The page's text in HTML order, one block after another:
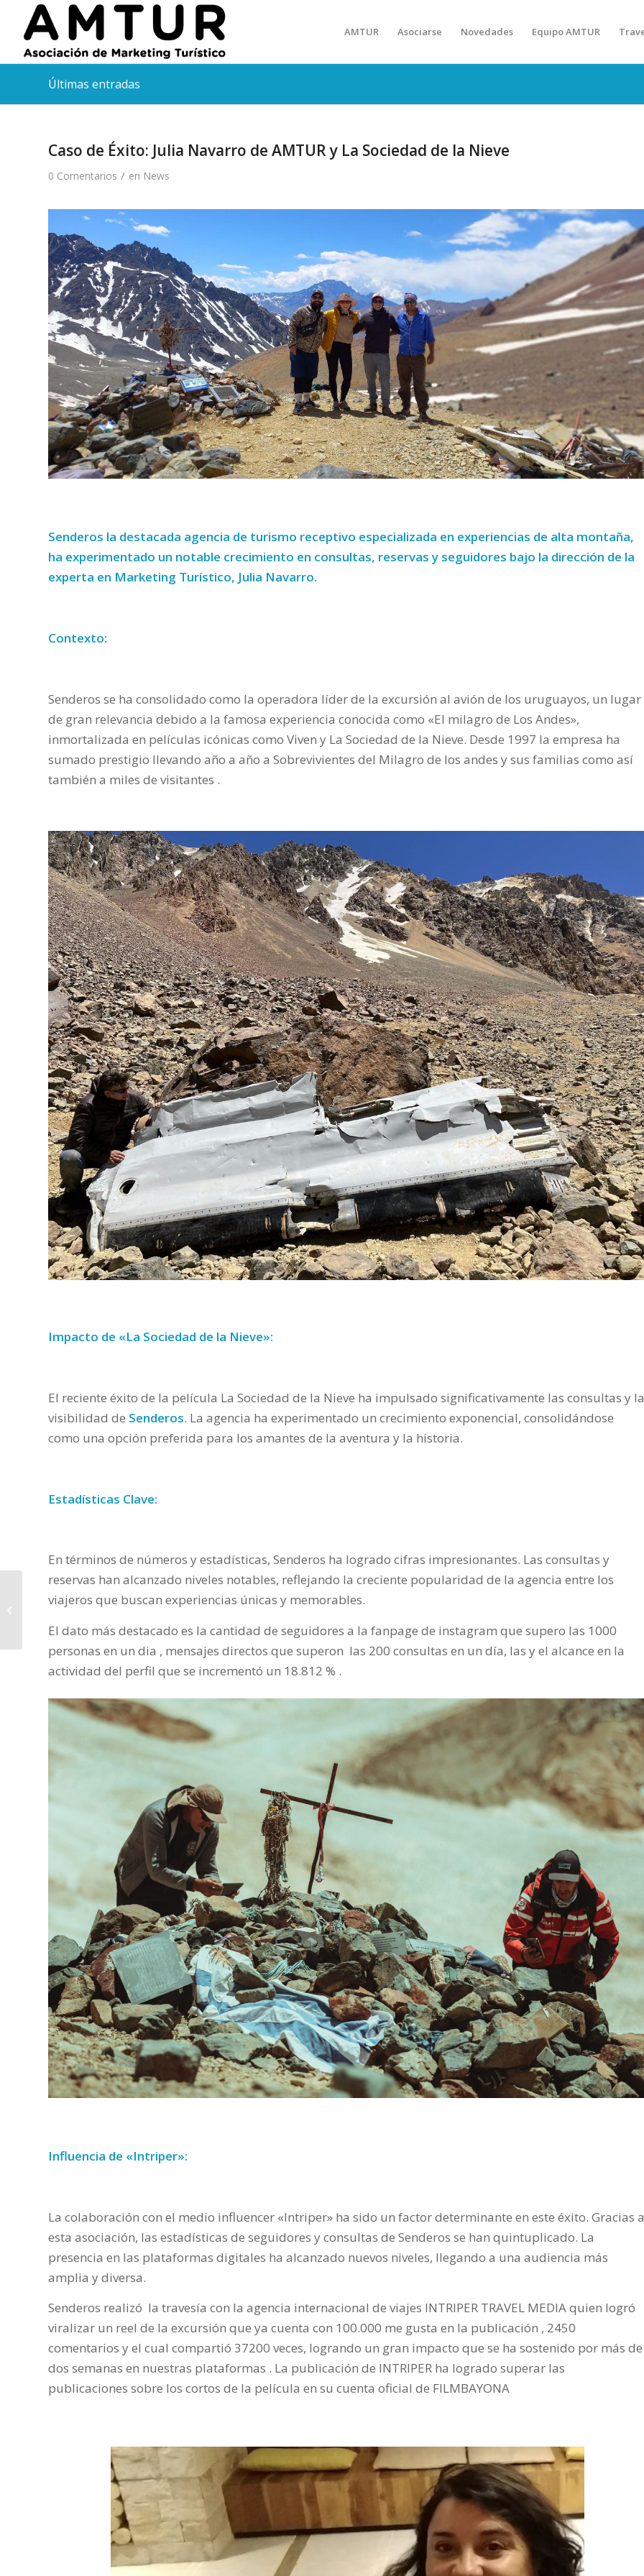
AMTUR Asociarse Novedades Equipo AMTUR
Últimas entradas
Caso de Éxito: Julia Navarro de AMTUR y La Sociedad de la Nieve
0 Comentarios / en News
Senderos la destacada agencia de turismo receptivo especializada en experiencias de alta montaña,
ha experimentado un notable crecimiento en consultas, reservas y seguidores bajo la dirección de la
experta en Marketing Turístico, Julia Navarro.
Contexto:
Senderos se ha consolidado como la operadora líder de la excursión al avión de los uruguayos, un lugar
de gran relevancia debido a la famosa experiencia conocida como «El milagro de Los Andes»,
inmortalizada en películas icónicas como Viven y La Sociedad de la Nieve. Desde 1997 la empresa ha
sumado prestigio llevando año a año a Sobrevivientes del Milagro de los andes y sus familias como así
también a miles de visitantes .
Impacto de «La Sociedad de la Nieve»:
El reciente éxito de la película La Sociedad de la Nieve ha impulsado significativamente las consultas y la
visibilidad de Senderos. La agencia ha experimentado un crecimiento exponencial, consolidándose
como una opción preferida para los amantes de la aventura y la historia.
Estadísticas Clave:
En términos de números y estadísticas, Senderos ha logrado cifras impresionantes. Las consultas y
reservas han alcanzado niveles notables, reflejando la creciente popularidad de la agencia entre los
viajeros que buscan experiencias únicas y memorables.
El dato más destacado es la cantidad de seguidores a la fanpage de instagram que supero las 1000
personas en un dia , mensajes directos que superon las 200 consultas en un día, las y el alcance en la
actividad del perfil que se incrementó un 18.812 % .
Influencia de «Intriper»:
La colaboración con el medio influencer «Intriper» ha sido un factor determinante en este éxito. Gracias a
esta asociación, las estadísticas de seguidores y consultas de Senderos se han quintuplicado. La
presencia en las plataformas digitales ha alcanzado nuevos niveles, llegando a una audiencia más
amplia y diversa.
Senderos realizó la travesía con la agencia internacional de viajes INTRIPER TRAVEL MEDIA quien logró
viralizar un reel de la excursión que ya cuenta con 100.000 me gusta en la publicación , 2450
comentarios y el cual compartió 37200 veces, logrando un gran impacto que se ha sostenido por más de
dos semanas en nuestras plataformas . La publicación de INTRIPER ha logrado superar las
publicaciones sobre los cortos de la película en su cuenta oficial de FILMBAYONA
LA ASOCIACIÓN DE
MARKETING TURÍSTICO
CON...